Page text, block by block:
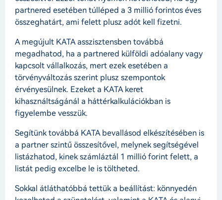
partnered esetében túlléped a 3 millió forintos éves
összeghatárt, ami felett plusz adót kell fizetni.
A megújult KATA asszisztensben továbbá
megadhatod, ha a partnered külföldi adóalany vagy
kapcsolt vállalkozás, mert ezek esetében a
törvényváltozás szerint plusz szempontok
érvényesülnek. Ezeket a KATA keret
kihasználtságánál a háttérkalkulációkban is
figyelembe vesszük.
Segítünk továbbá KATA bevallásod elkészítésében is
a partner szintű összesítővel, melynek segítségével
listázhatod, kinek számláztál 1 millió forint felett, a
listát pedig excelbe le is töltheted.
Sokkal átláthatóbbá tettük a beállítást: könnyedén